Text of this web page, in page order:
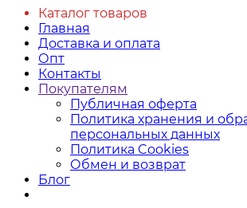
Каталог товаров
Главная
Доставка и оплата
Опт
Контакты
Покупателям
Публичная оферта
Политика хранения и
персональных данных
Политика Cookies
Обмен и возврат
Блог